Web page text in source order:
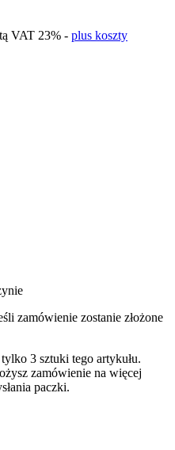
VAT 23% - plus koszty
zamówienie zostanie złożone
3 sztuki tego artykułu.
zamówienie na więcej
paczki.